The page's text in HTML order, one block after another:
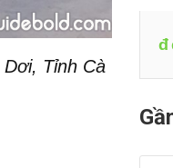
Tỉnh Cà
đ